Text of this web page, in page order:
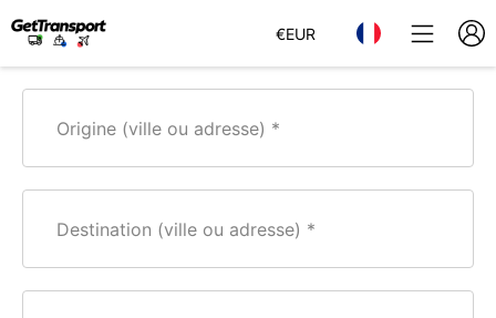
€EUR
Origine (ville ou adresse)
Destination (ville ou adresse)